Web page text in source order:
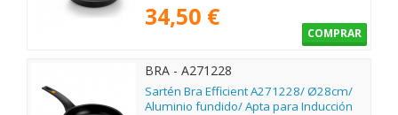
34,50 €
COMPRAR
BRA - A271228
Sartén Bra Efficient A271228/ Ø28cm/
Aluminio fundido/ Apta para Inducción